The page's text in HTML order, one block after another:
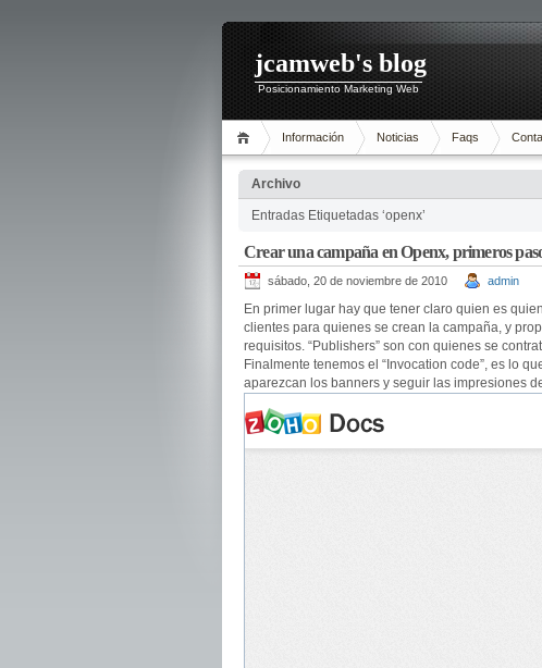
jcamweb's blog
Posicionamiento Marketing Web
Información Noticias Faqs
Archivo
Entradas Etiquetadas ‘openx’
Crear una campaña en Openx, primeros
sábado, 20 de noviembre de 2010 admin
En primer lugar hay que tener claro quien es
clientes para quienes se crean la campaña, y
requisitos. “Publishers” son con quienes se
Finalmente tenemos el “Invocation code”, es lo
aparezcan los banners y seguir las impresiones